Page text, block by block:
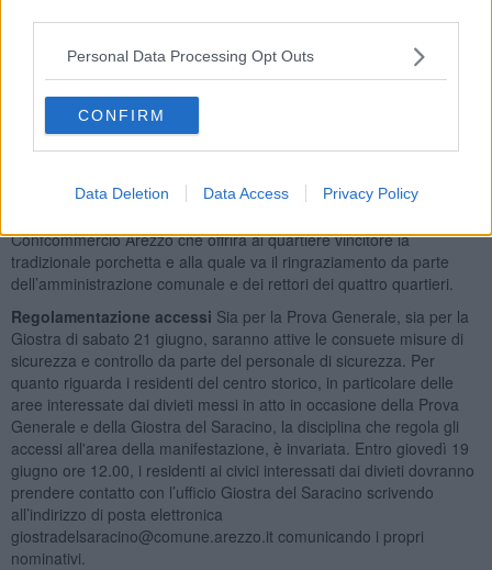
Personal Data Processing Opt Outs
CONFIRM
Data Deletion Data Access Privacy Policy
scelto di ricordarlo ogni anno con la Borsa di Studio Edo Gori
concorso rivolto agli alunni delle scuole primarie aretine che
partecipano raccontando con parole, disegni e creatività la Giostra
del Saracino. La sua figura rimane un punto di riferimento per chi
ha avuto la fortuna di percorrere con lui un pezzo di strada così
come per le generazioni a venire.
d’argento, trofeo della Prova Generale. Per l’occasione si rinnova
Confcommercio Arezzo che offrirà al quartiere vincitore la
tradizionale porchetta e alla quale va il ringraziamento da parte
dell’amministrazione comunale e dei rettori dei quattro quartieri.
Regolamentazione accessi Sia per la Prova Generale, sia per la
Giostra di sabato 21 giugno, saranno attive le consuete misure di
sicurezza e controllo da parte del personale di sicurezza. Per
quanto riguarda i residenti del centro storico, in particolare delle
aree interessate dai divieti messi in atto in occasione della Prova
Generale e della Giostra del Saracino, la disciplina che regola gli
accessi all'area della manifestazione, è invariata. Entro giovedì 19
giugno ore 12.00, i residenti ai civici interessati dai divieti dovranno
prendere contatto con l’ufficio Giostra del Saracino scrivendo
all’indirizzo di posta elettronica
giostradelsaracino@comune.arezzo.it comunicando i propri
nominativi.